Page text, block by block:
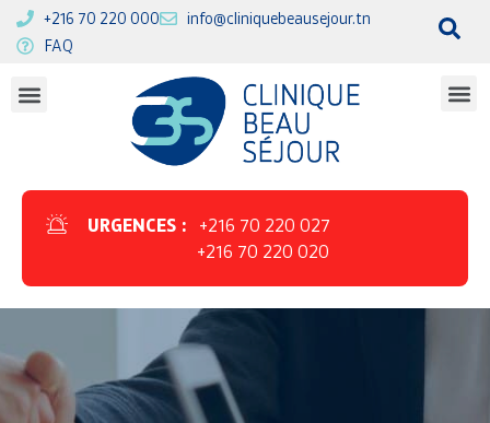
+216 70 220 000
info@cliniquebeausejour.tn
FAQ
URGENCES :
+216 70 220 027
+216 70 220 020